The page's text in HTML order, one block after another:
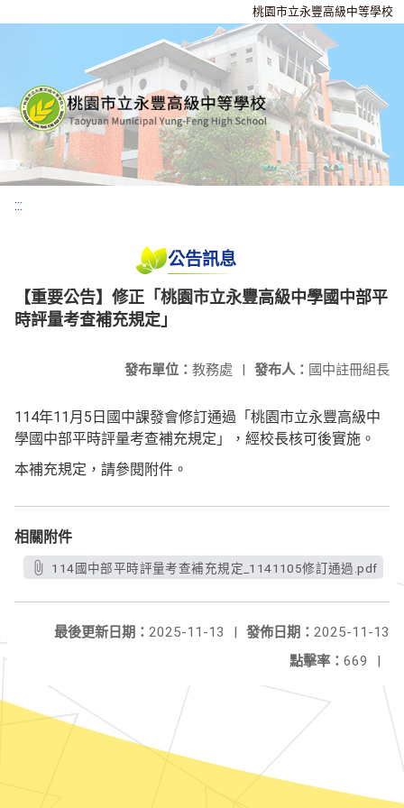
桃園市立永豐高級中等學校
:::
公告訊息
【重要公告】修正「桃園市立永豐高級中學國中部平
時評量考查補充規定」
發布人： 國中註冊組長
發布單位： 教務處 |
114年11月5日國中課發會修訂通過「桃園市立永豐高級中
學國中部平時評量考查補充規定」，經校長核可後實施。
本補充規定，請參閱附件。
相關附件
114國中部平時評量考查補充規定_1141105修訂通過.pdf
發佈日期： 2025-11-13
最後更新日期： 2025-11-13
|
點擊率： 669 |